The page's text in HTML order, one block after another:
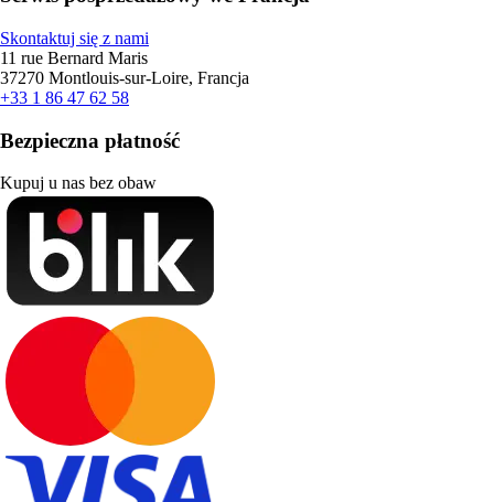
Skontaktuj się z nami
11 rue Bernard Maris
37270 Montlouis-sur-Loire, Francja
+33 1 86 47 62 58
Bezpieczna płatność
Kupuj u nas bez obaw